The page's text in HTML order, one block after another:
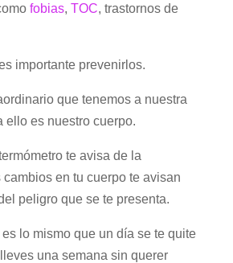
fobias, TOC, trastornos de
importante prevenirlos.
que tenemos a nuestra
ello es nuestro cuerpo.
te avisa de la
cambios en tu cuerpo te avisan
peligro que se te presenta.
lo mismo que un día se te quite
una semana sin querer